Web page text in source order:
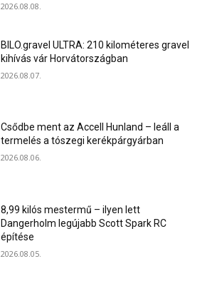
2026.08.08.
BILO.gravel ULTRA: 210 kilométeres gravel
kihívás vár Horvátországban
2026.08.07.
Csődbe ment az Accell Hunland – leáll a
termelés a tószegi kerékpárgyárban
2026.08.06.
8,99 kilós mestermű – ilyen lett
Dangerholm legújabb Scott Spark RC
építése
2026.08.05.